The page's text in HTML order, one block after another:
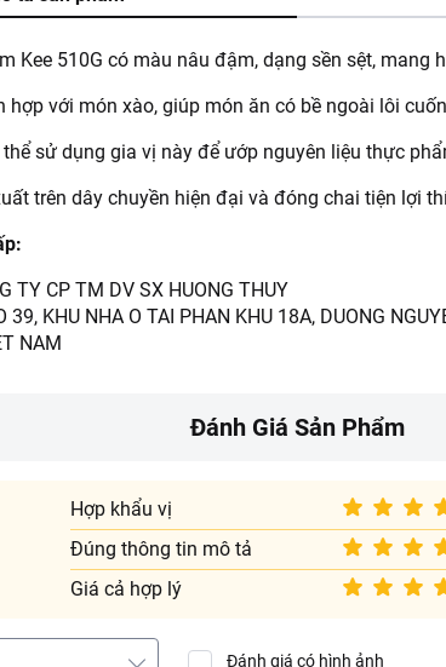
Kee 510G có màu nâu đậm, dạng sền sệt, mang
hợp với món xào, giúp món ăn có bề ngoài lôi
sử dụng gia vị này để ướp nguyên liệu thực
trên dây chuyền hiện đại và đóng chai tiện lợi
TY CP TM DV SX HUONG THUY
KHU NHA O TAI PHAN KHU 18A, DUONG
NAM
Đánh Giá Sản Phẩm
Hợp khẩu vị
Đúng thông tin mô tả
Giá cả hợp lý
Đánh giá có hình ảnh